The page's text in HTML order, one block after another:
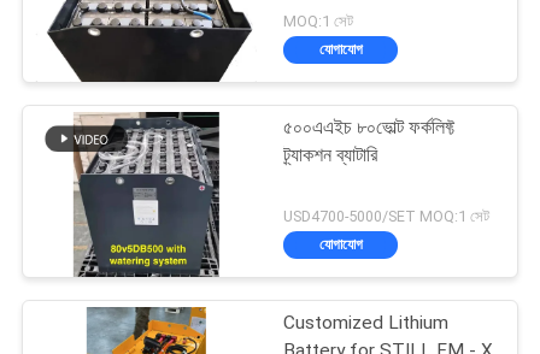
MOQ:1 সেট
যোগাযোগ
৫০০এএইচ ৮০ভোল্ট ফর্কলিফ্ট
ট্র্যাকশন ব্যাটারি
USD4700-5000/SET MOQ:1 সেট
যোগাযোগ
Customized Lithium